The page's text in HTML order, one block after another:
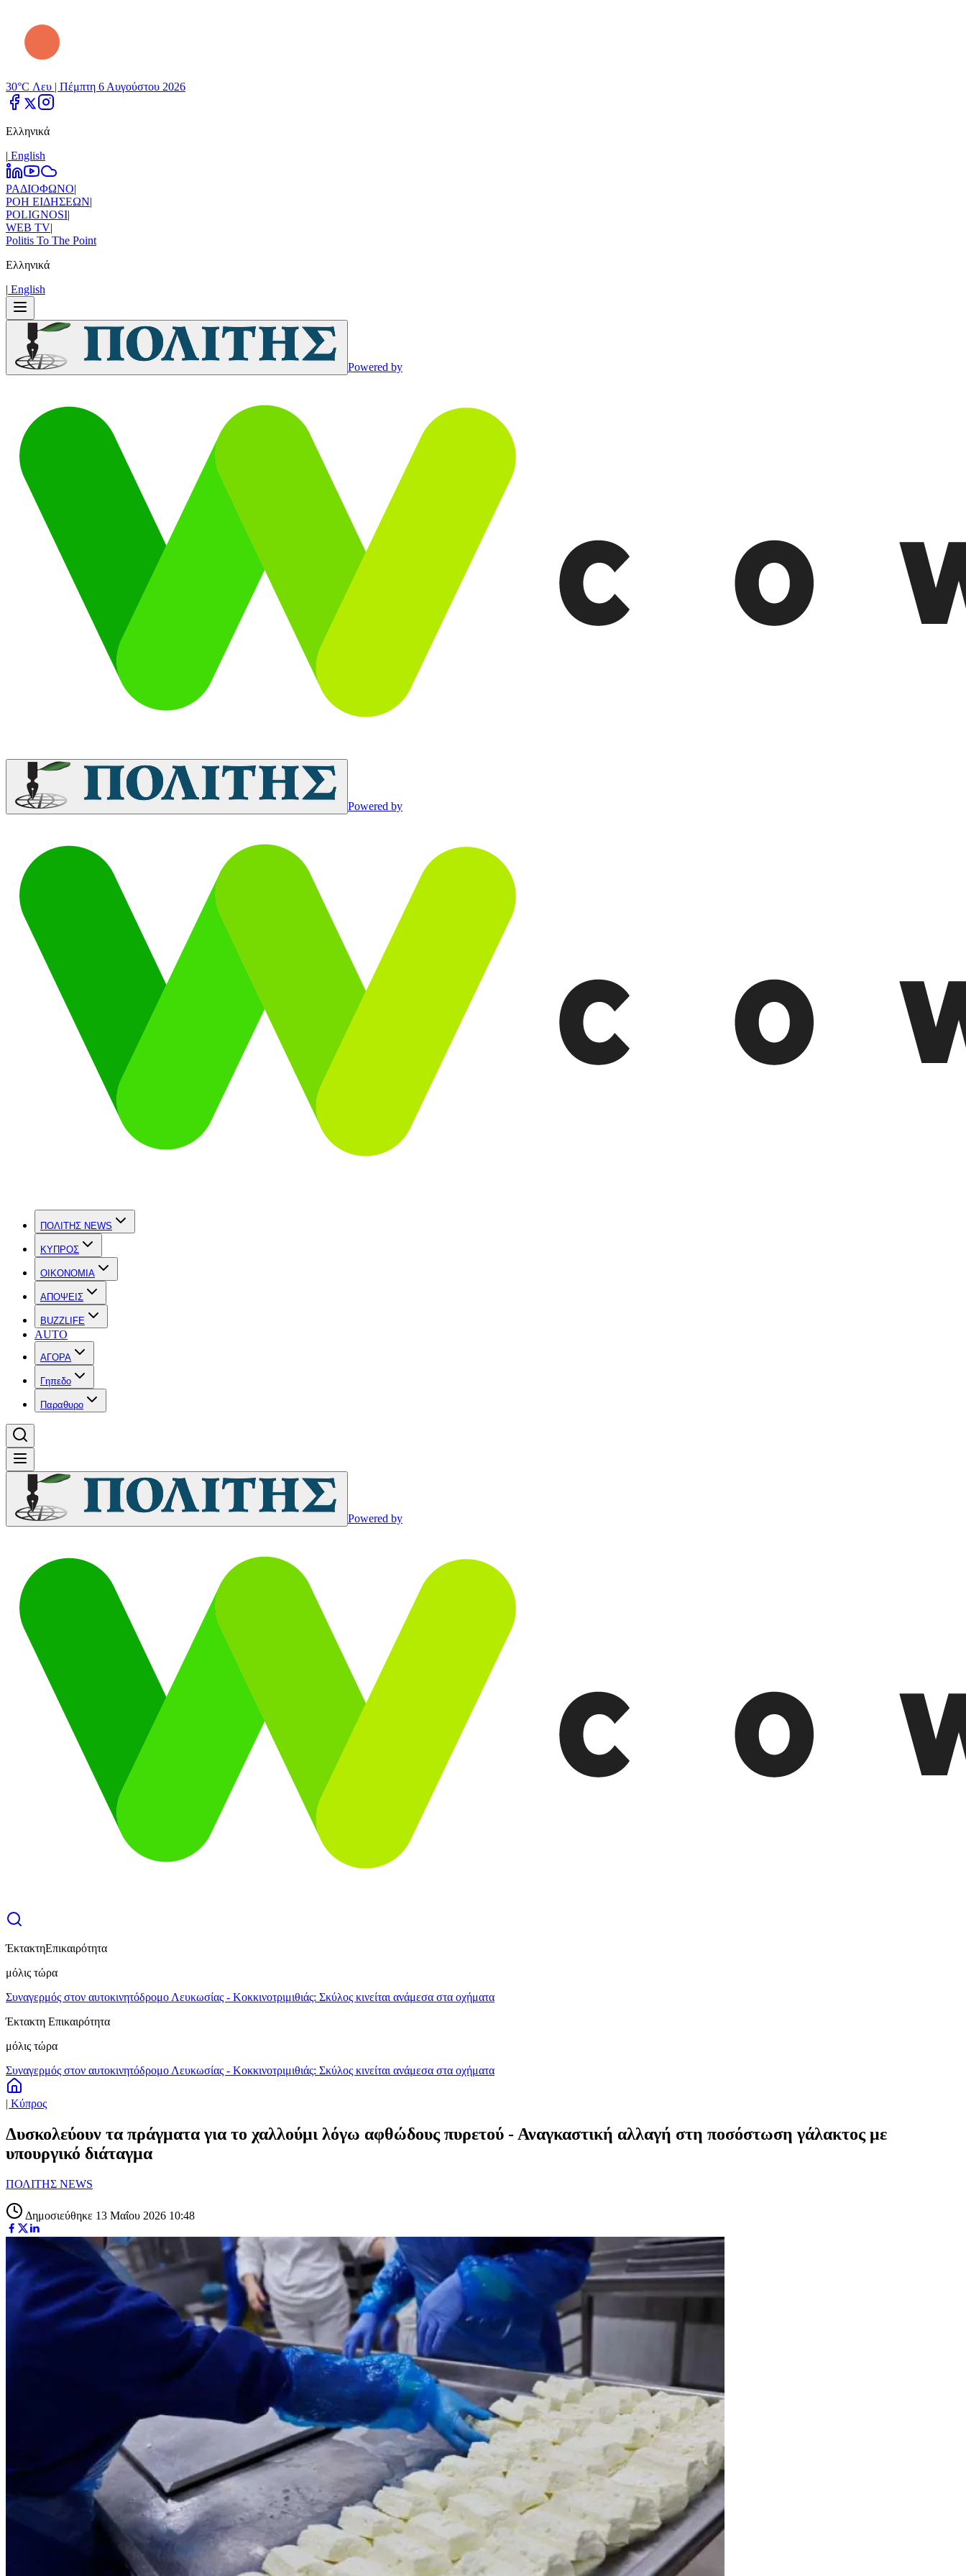
30°C Λευ | Πέμπτη 6 Αυγούστου 2026
Ελληνικά
| Εnglish
ΡΑΔΙΟΦΩΝΟ|
ΡΟΗ ΕΙΔΗΣΕΩΝ|
POLIGNOSI|
WEB TV|
Politis To The Point
Ελληνικά
| Εnglish
Powered by
Powered by
ΠΟΛΙΤΗΣ NEWS
ΚΥΠΡΟΣ
OIKONOMIA
ΑΠΟΨΕΙΣ
BUZZLIFE
AUTO
ΑΓΟΡΑ
Γηπεδο
Παραθυρο
Powered by
ΈκτακτηΕπικαιρότητα
μόλις τώρα
Συναγερμός στον αυτοκινητόδρομο Λευκωσίας - Κοκκινοτριμιθιάς: Σκύλος κινείται ανάμεσα στα οχήματα
Έκτακτη Επικαιρότητα
μόλις τώρα
Συναγερμός στον αυτοκινητόδρομο Λευκωσίας - Κοκκινοτριμιθιάς: Σκύλος κινείται ανάμεσα στα οχήματα
| Κύπρος
Δυσκολεύουν τα πράγματα για το χαλλούμι λόγω αφθώδους πυρετού - Αναγκαστική αλλαγή στη ποσόστωση γάλακτος με
υπουργικό διάταγμα
ΠΟΛΙΤΗΣ NEWS
Δημοσιεύθηκε 13 Μαΐου 2026 10:48